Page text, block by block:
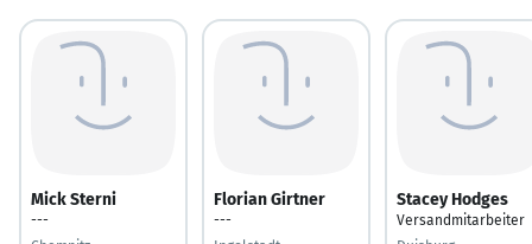
Mick Sterni
---
Florian Girtner
---
Stacey Hodges
Versandmitarbeiter